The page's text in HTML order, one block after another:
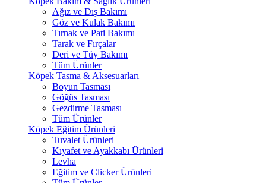
Ağız ve Dış Bakımı
Göz ve Kulak Bakımı
Tırnak ve Pati Bakımı
Tarak ve Fırçalar
Deri ve Tüy Bakımı
Tüm Ürünler
Köpek Tasma & Aksesuarları
Boyun Tasması
Göğüs Tasması
Gezdirme Tasması
Tüm Ürünler
Köpek Eğitim Ürünleri
Tuvalet Ürünleri
Kıyafet ve Ayakkabı Ürünleri
Levha
Eğitim ve Clicker Ürünleri